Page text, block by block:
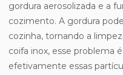
gordura aerosolizada e a
cozimento. A gordura
cozinha, tornando a
coifa inox, esse problema
efetivamente essas